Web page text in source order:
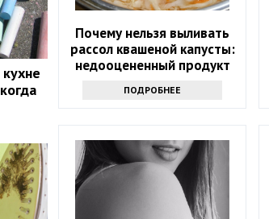
Почему нельзя выливать
рассол квашеной капусты:
недооцененный продукт
ПОДРОБНЕЕ